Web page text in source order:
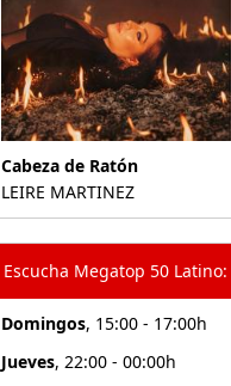
Cabeza de Ratón
LEIRE MARTINEZ
Escucha Megatop 50 Latino:
Domingos, 15:00 - 17:00h
Jueves, 22:00 - 00:00h